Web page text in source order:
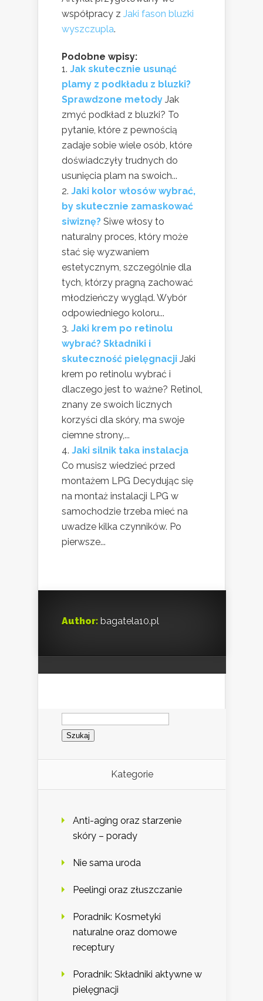
współpracy z Jaki fason bluzki
wyszczupla.
Podobne wpisy:
Jak skutecznie usunąć
plamy z podkładu z bluzki?
Sprawdzone metody Jak
zmyć podkład z bluzki? To
pytanie, które z pewnością
zadaje sobie wiele osób, które
doświadczyły trudnych do
usunięcia plam na swoich...
Jaki kolor włosów wybrać,
by skutecznie zamaskować
siwiznę? Siwe włosy to
naturalny proces, który może
stać się wyzwaniem
estetycznym, szczególnie dla
tych, którzy pragną zachować
młodzieńczy wygląd. Wybór
odpowiedniego koloru...
Jaki krem po retinolu
wybrać? Składniki i
skuteczność pielęgnacji Jaki
krem po retinolu wybrać i
dlaczego jest to ważne? Retinol,
znany ze swoich licznych
korzyści dla skóry, ma swoje
ciemne strony,...
Jaki silnik taka instalacja
Co musisz wiedzieć przed
montażem LPG Decydując się
na montaż instalacji LPG w
samochodzie trzeba mieć na
uwadze kilka czynników. Po
pierwsze...
Author: bagatela10.pl
Szukaj:
Kategorie
Anti-aging oraz starzenie
skóry – porady
Nie sama uroda
Peelingi oraz złuszczanie
Poradnik: Kosmetyki
naturalne oraz domowe
receptury
Poradnik: Składniki aktywne w
pielęgnacji